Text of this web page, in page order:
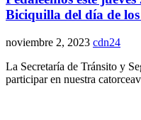
Biciquilla del día de
noviembre 2, 2023 cdn24
La Secretaría de Tránsito y
participar en nuestra